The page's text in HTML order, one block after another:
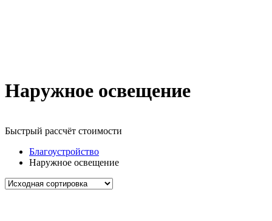
Наружное освещение
Быстрый рассчёт стоимости
Благоустройство
Наружное освещение